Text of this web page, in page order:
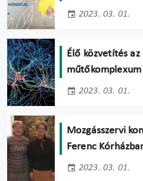
2023. 03. 01.
Élő közvetítés
2023. 03. 01.
Mozgásszervi
Ferenc
2023. 03. 01.